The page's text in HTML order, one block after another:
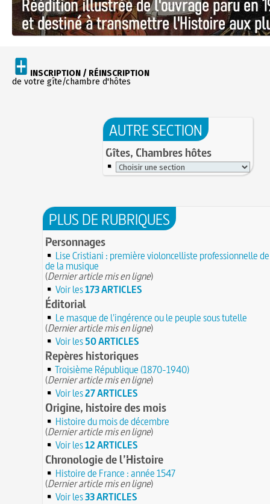
INSCRIPTION / RÉINSCRIPTION
de votre gîte/chambre d'hôtes
AUTRE SECTION
Gîtes, Chambres hôtes
PLUS DE RUBRIQUES
Personnages
Lise Cristiani : première violoncelliste professionnelle
de la musique
(Dernier article mis en ligne)
Voir les173 ARTICLES
Éditorial
Le masque de l'ingérence ou le peuple sous tutelle
(Dernier article mis en ligne)
Voir les50 ARTICLES
Repères historiques
Troisième République (1870-1940)
(Dernier article mis en ligne)
Voir les27 ARTICLES
Origine, histoire des mois
Histoire du mois de décembre
(Dernier article mis en ligne)
Voir les12 ARTICLES
Chronologie de l’Histoire
Histoire de France : année 1547
(Dernier article mis en ligne)
Voir les33 ARTICLES